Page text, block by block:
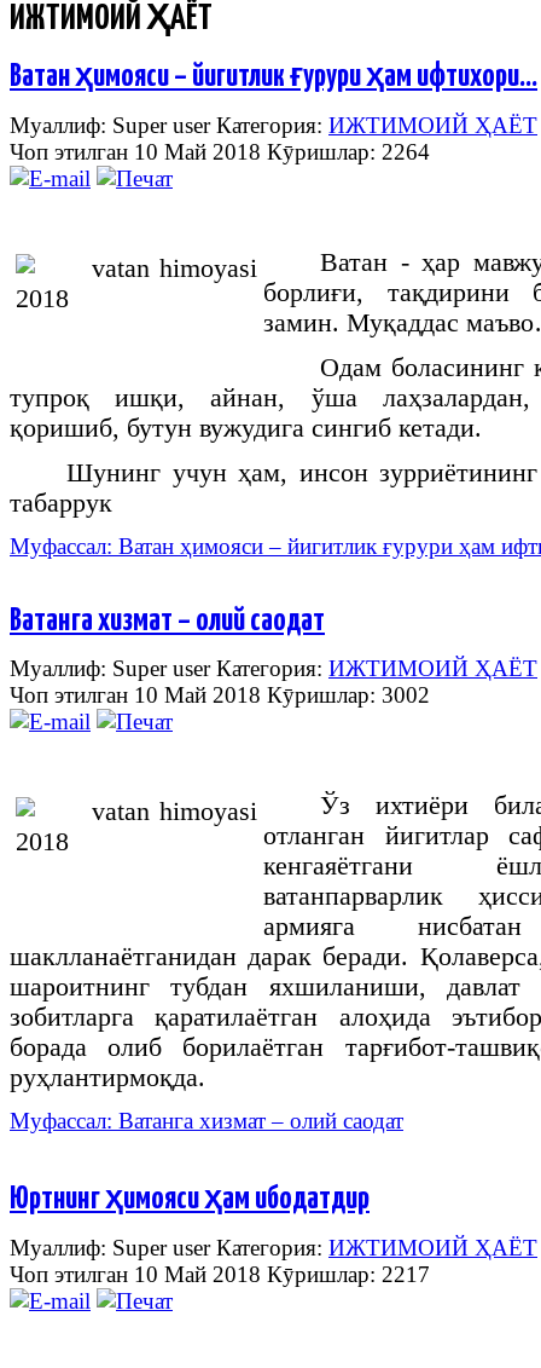
ИЖТИМОИЙ ҲАЁТ
Ватан ҳимояси – йигитлик ғурури ҳам ифтихори…
Муаллиф: Super userКатегория: ИЖТИМОИЙ ҲАЁТ
Чоп этилган 10 Май 2018 Кӯришлар: 2264
Ватан - ҳар
борлиғи, тақдирини
замин. Муқаддас
Одам боласининг
тупроқ ишқи, айнан, ўша лаҳзалардан,
қоришиб, бутун вужудига сингиб кетади.
Шунинг учун ҳам, инсон
табаррук
Муфассал: Ватан ҳимояси – йигитлик ғурури ҳам
Ватанга хизмат – олий саодат
Муаллиф: Super userКатегория: ИЖТИМОИЙ ҲАЁТ
Чоп этилган 10 Май 2018 Кӯришлар: 3002
Ўз ихтиёри
отланган йигитлар
кенгаяётгани
ватанпарварлик
армияга
шаклланаётганидан дарак беради.
шароитнинг тубдан яхшиланиши, давлат
зобитларга қаратилаётган алоҳида
борада олиб борилаётган тарғибот-
руҳлантирмоқда.
Муфассал: Ватанга хизмат – олий саодат
Юртнинг ҳимояси ҳам ибодатдир
Муаллиф: Super userКатегория: ИЖТИМОИЙ ҲАЁТ
Чоп этилган 10 Май 2018 Кӯришлар: 2217